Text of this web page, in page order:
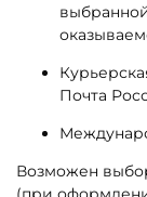
Почта
Возможен